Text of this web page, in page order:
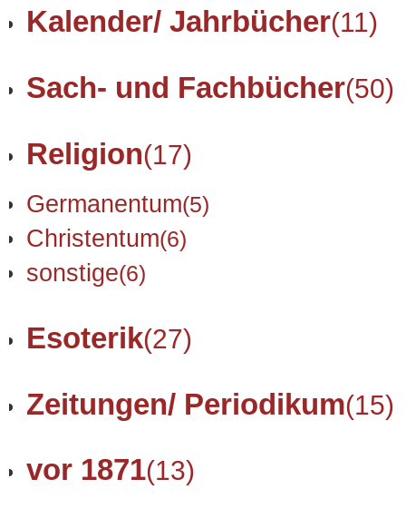
Kalender/ Jahrbücher(11)
Sach- und Fachbücher(50)
Religion(17)
Germanentum(5)
Christentum(6)
sonstige(6)
Esoterik(27)
Zeitungen/ Periodikum(15)
vor 1871(13)